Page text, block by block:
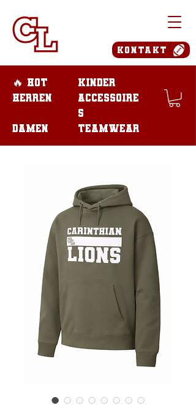
Kontakt
🔥 Hot
Kinder
Herren
Accessoire
s
Damen
teamwear